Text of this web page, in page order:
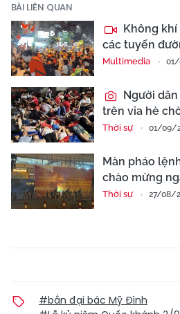
BÀI LIÊN QUAN
Không
các tuyến
Multimedia 01/
Người
trên vỉa hè
Thời sự 01/09/
Màn pháo
chào mừng
Thời sự 27/08/
#bắn đại bác Mỹ Đình